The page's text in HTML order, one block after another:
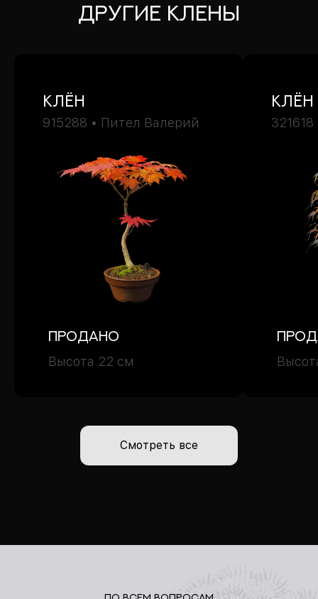
ДРУГИЕ Клены
Клён
915288 • Пител Валерий
Продано
Высота 22 см
Клён
Смотреть все